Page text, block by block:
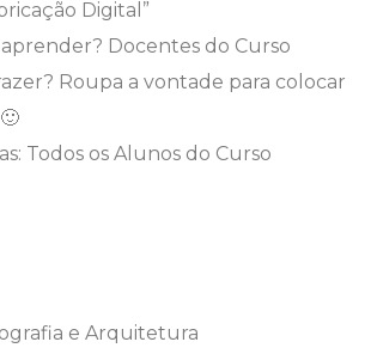
Digital”
Docentes do Curso
Roupa a vontade para colocar
Todos os Alunos do Curso
e Arquitetura